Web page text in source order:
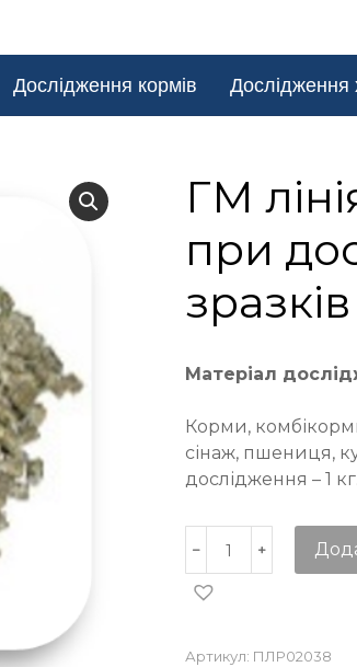
Дослідження кормів Дослідження
ГМ
при
зразків
Матеріал
Корми,
сінаж, пшениця,
дослідження – 1 кг.
Артикул: ПЛР02038